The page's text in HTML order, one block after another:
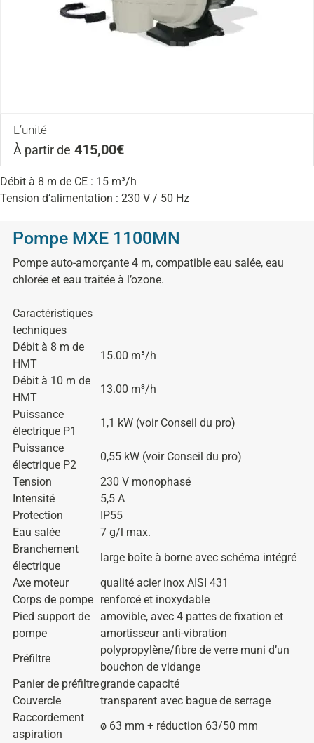
L’unité
À partir de 415,00€
Débit à 8 m de CE : 15 m³/h
Tension d’alimentation : 230 V / 50 Hz
Pompe MXE 1100MN
Pompe auto-amorçante 4 m, compatible eau salée, eau
chlorée et eau traitée à l’ozone.
Caractéristiques
techniques
Débit à 8 m de
HMT
15.00 m³/h
Débit à 10 m de
HMT
13.00 m³/h
Puissance
électrique P1
1,1 kW (voir Conseil du pro)
Puissance
électrique P2
0,55 kW (voir Conseil du pro)
Tension
230 V monophasé
Intensité
5,5 A
Protection
IP55
Eau salée
7 g/l max.
Branchement
électrique
large boîte à borne avec schéma intégré
Axe moteur
qualité acier inox AISI 431
Corps de pompe renforcé et inoxydable
Pied support de
pompe
amovible, avec 4 pattes de fixation et
amortisseur anti-vibration
Préfiltre
polypropylène/fibre de verre muni d’un
bouchon de vidange
Panier de préfiltregrande capacité
Couvercle
transparent avec bague de serrage
Raccordement
aspiration
ø 63 mm + réduction 63/50 mm